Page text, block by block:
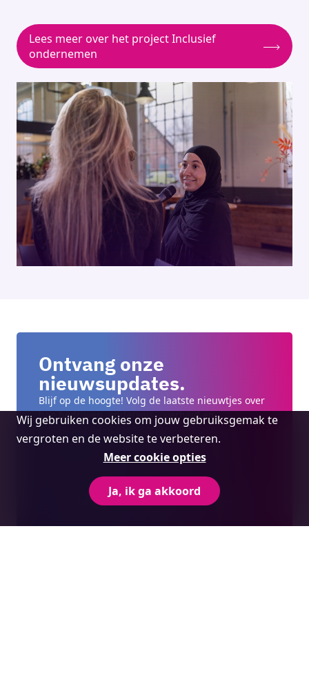
Cookie
melding
Wij gebruiken cookies om jouw gebruiksgemak te
vergroten en de website te verbeteren.
Meer cookie opties
Ja, ik ga akkoord
Lees meer over het project Inclusief
ondernemen
Ontvang onze
nieuwsupdates.
Blijf op de hoogte! Volg de laatste nieuwtjes over
hoe bedrijven, onderwijs, overheid en
maatschappij in Hart van Brabant zich met
mensgericht ondernemen, innoveren en
experimenteren inzetten om de samenleving
Aanmelden nieuwsbrief